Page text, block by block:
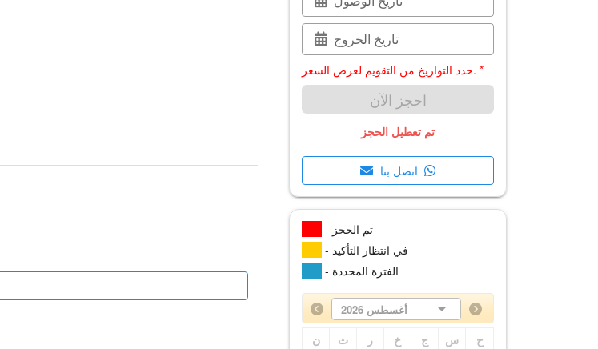
تاريخ الخروج
حدد التواريخ من التقويم لعرض السعر. *
احجز الآن
تم تعطيل الحجز
اتصل بنا
- تم الحجز
- في انتظار التأكيد
- الفترة المحددة
أغسطس 2026
ن ث ر خ ج س
ح